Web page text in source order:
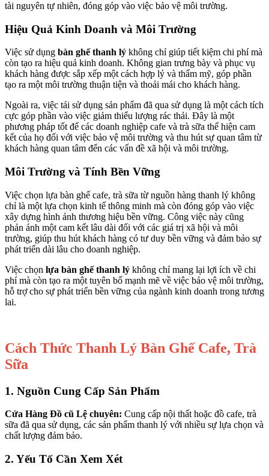
tài nguyên tự nhiên, đóng góp vào việc bảo vệ môi trường.
Hiệu Quả Kinh Doanh và Môi Trường
Việc sử dụng bàn ghế thanh lý không chỉ giúp tiết kiệm chi phí mà
còn tạo ra hiệu quả kinh doanh. Không gian trưng bày và phục vụ
khách hàng được sắp xếp một cách hợp lý và thẩm mỹ, góp phần
tạo ra một môi trường thuận tiện và thoải mái cho khách hàng.
Ngoài ra, việc tái sử dụng sản phẩm đã qua sử dụng là một cách tích
cực góp phần vào việc giảm thiểu lượng rác thải. Đây là một
phương pháp tốt để các doanh nghiệp cafe và trà sữa thể hiện cam
kết của họ đối với việc bảo vệ môi trường và thu hút sự quan tâm từ
khách hàng quan tâm đến các vấn đề xã hội và môi trường.
Môi Trường và Tính Bền Vững
Việc chọn lựa bàn ghế cafe, trà sữa từ nguồn hàng thanh lý không
chỉ là một lựa chọn kinh tế thông minh mà còn đóng góp vào việc
xây dựng hình ảnh thương hiệu bền vững. Công việc này cũng
phản ánh một cam kết lâu dài đối với các giá trị xã hội và môi
trường, giúp thu hút khách hàng có tư duy bền vững và đảm bảo sự
phát triển dài lâu cho doanh nghiệp.
Việc chọn lựa bàn ghế thanh lý không chỉ mang lại lợi ích về chi
phí mà còn tạo ra một tuyên bố mạnh mẽ về việc bảo vệ môi trường,
hỗ trợ cho sự phát triển bền vững của ngành kinh doanh trong tương
lai.
Cách Thức Thanh Lý Bàn Ghế Cafe, Trà
Sữa
1. Nguồn Cung Cấp Sản Phẩm
Cửa Hàng Đồ cũ Lệ chuyên: Cung cấp nội thất hoặc đồ cafe, trà
sữa đã qua sử dụng, các sản phẩm thanh lý với nhiều sự lựa chọn và
chất lượng đảm bảo.
2. Yếu Tố Cần Xem Xét